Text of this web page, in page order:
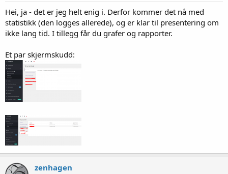
Hei, ja - det er jeg helt enig i. Derfor kommer det nå med
statistikk (den logges allerede), og er klar til presentering om
ikke lang tid. I tillegg får du grafer og rapporter.
Et par skjermskudd:
zenhagen